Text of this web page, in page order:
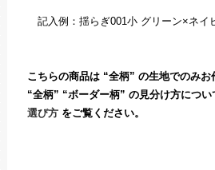
記入例：揺らぎ001小 グリーン×ネイ
こちらの商品は “全柄” の生地でのみお
“全柄” “ボーダー柄” の見分け方につい
選び方をご覧ください。